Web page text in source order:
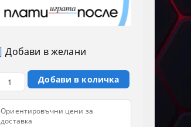
Добави в желани
Ориентировъчни цени за
доставка